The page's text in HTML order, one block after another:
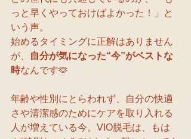
っと早くやっておけばよかった！」と
いう声。
始めるタイミングに正解はありません
が、
自分が気になった“今”がベストな
時なんです🫶
年齢や性別にとらわれず、自分の快適
さや清潔感のためにケアを取り入れる
人が増えている今。VIO脱毛は、もは